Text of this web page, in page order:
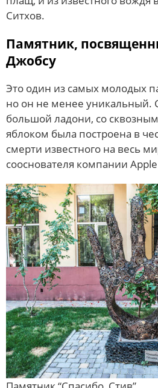
Ситхов.
Памятник,
Джобсу
Это один из самых молодых
но он не менее уникальный.
большой ладони, со
яблоком была построена в
смерти известного на весь
сооснователя компании